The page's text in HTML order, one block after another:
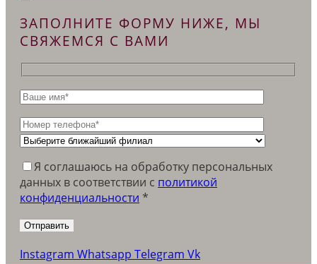
ЗАПОЛНИТЕ ФОРМУ НИЖЕ, МЫ
СВЯЖЕМСЯ С ВАМИ
Я соглашаюсь на обработку персональных
данных в соответствии c политикой
конфиденциальности *
Instagram Whatsapp Telegram Vk